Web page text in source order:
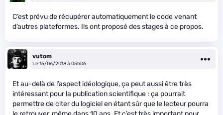
C’est prévu de récupérer automatiquement le code venant
d’autres plateformes. Ils ont proposé des stages à ce propos.
vutom
Le 15/06/2018 à 05h06
Et au-delà de l’aspect idéologique, ça peut aussi être très
intéressant pour la publication scientifique : ça pourrait
permettre de citer du logiciel en étant sûr que le lecteur pourra